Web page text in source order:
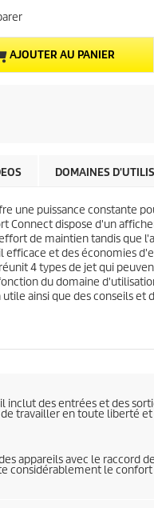
AJOUTER AU PANIER
DOMAINES
une puissance constante
dispose d'un
de maintien tandis que
efficace et des économies
4 types de jet qui
du domaine
ainsi que des conseils et
inclut des entrées et des
travailler en toute liberté
appareils avec le raccord
considérablement le